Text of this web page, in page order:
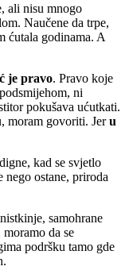
ali nisu mnogo
Naučene da trpe,
ćutala godinama. A
je pravo. Pravo koje
ni
pokušava ućutkati.
moram govoriti. Jeru
kad se svjetlo
nego ostane, priroda
samohrane
da se
podršku tamo gde